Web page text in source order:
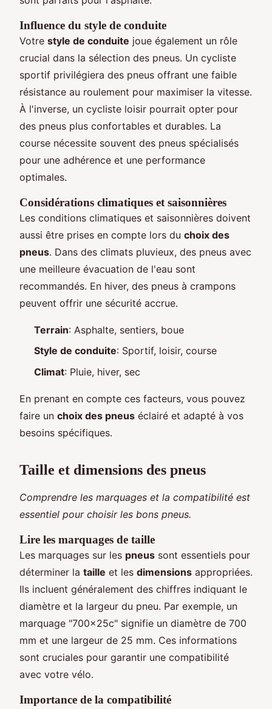
Influence du style de conduite
Votre style de conduite joue également un rôle
crucial dans la sélection des pneus. Un cycliste
sportif privilégiera des pneus offrant une faible
résistance au roulement pour maximiser la vitesse.
À l'inverse, un cycliste loisir pourrait opter pour
des pneus plus confortables et durables. La
course nécessite souvent des pneus spécialisés
pour une adhérence et une performance
optimales.
Considérations climatiques et saisonnières
Les conditions climatiques et saisonnières doivent
aussi être prises en compte lors du choix des
pneus. Dans des climats pluvieux, des pneus avec
une meilleure évacuation de l'eau sont
recommandés. En hiver, des pneus à crampons
peuvent offrir une sécurité accrue.
Terrain: Asphalte, sentiers, boue
Style de conduite: Sportif, loisir, course
Climat: Pluie, hiver, sec
En prenant en compte ces facteurs, vous pouvez
faire un choix des pneus éclairé et adapté à vos
besoins spécifiques.
Taille et dimensions des pneus
Comprendre les marquages et la compatibilité est
essentiel pour choisir les bons pneus.
Lire les marquages de taille
Les marquages sur les pneus sont essentiels pour
déterminer la taille et les dimensions appropriées.
Ils incluent généralement des chiffres indiquant le
diamètre et la largeur du pneu. Par exemple, un
marquage "700x25c" signifie un diamètre de 700
mm et une largeur de 25 mm. Ces informations
sont cruciales pour garantir une compatibilité
avec votre vélo.
Importance de la compatibilité